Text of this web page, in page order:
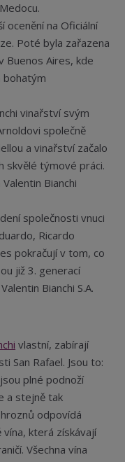
ocenění na Oficiální
Poté byla zařazena
Buenos Aires, kde
bohatým
vinařství svým
společně
a vinařství začalo
skvělé týmové práci.
Bianchi
společnosti vnuci
Ricardo
pokračují v tom, co
již 3. generací
Bianchi S.A.
vlastní, zabírají
San Rafael. Jsou to:
plné podnoží
a stejně tak
odpovídá
která získávají
Všechna vína